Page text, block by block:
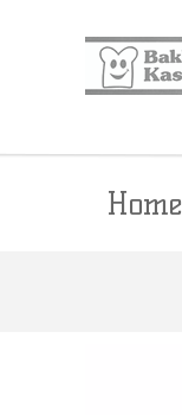
Home